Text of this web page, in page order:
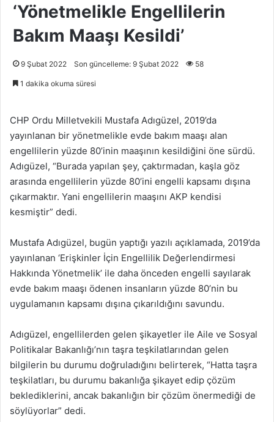
‘Yönetmelikle Engellilerin
Bakım Maaşı Kesildi’
9 Şubat 2022 Son güncelleme: 9 Şubat 2022 58
1 dakika okuma süresi
CHP Ordu Milletvekili Mustafa Adıgüzel, 2019’da
yayınlanan bir yönetmelikle evde bakım maaşı alan
engellilerin yüzde 80’inin maaşının kesildiğini öne sürdü.
Adıgüzel, “Burada yapılan şey, çaktırmadan, kaşla göz
arasında engellilerin yüzde 80’ini engelli kapsamı dışına
çıkarmaktır. Yani engellilerin maaşını AKP kendisi
kesmiştir” dedi.
Mustafa Adıgüzel, bugün yaptığı yazılı açıklamada, 2019’da
yayınlanan ‘Erişkinler İçin Engellilik Değerlendirmesi
Hakkında Yönetmelik’ ile daha önceden engelli sayılarak
evde bakım maaşı ödenen insanların yüzde 80’nin bu
uygulamanın kapsamı dışına çıkarıldığını savundu.
Adıgüzel, engellilerden gelen şikayetler ile Aile ve Sosyal
Politikalar Bakanlığı’nın taşra teşkilatlarından gelen
bilgilerin bu durumu doğruladığını belirterek, “Hatta taşra
teşkilatları, bu durumu bakanlığa şikayet edip çözüm
beklediklerini, ancak bakanlığın bir çözüm önermediği de
söylüyorlar” dedi.